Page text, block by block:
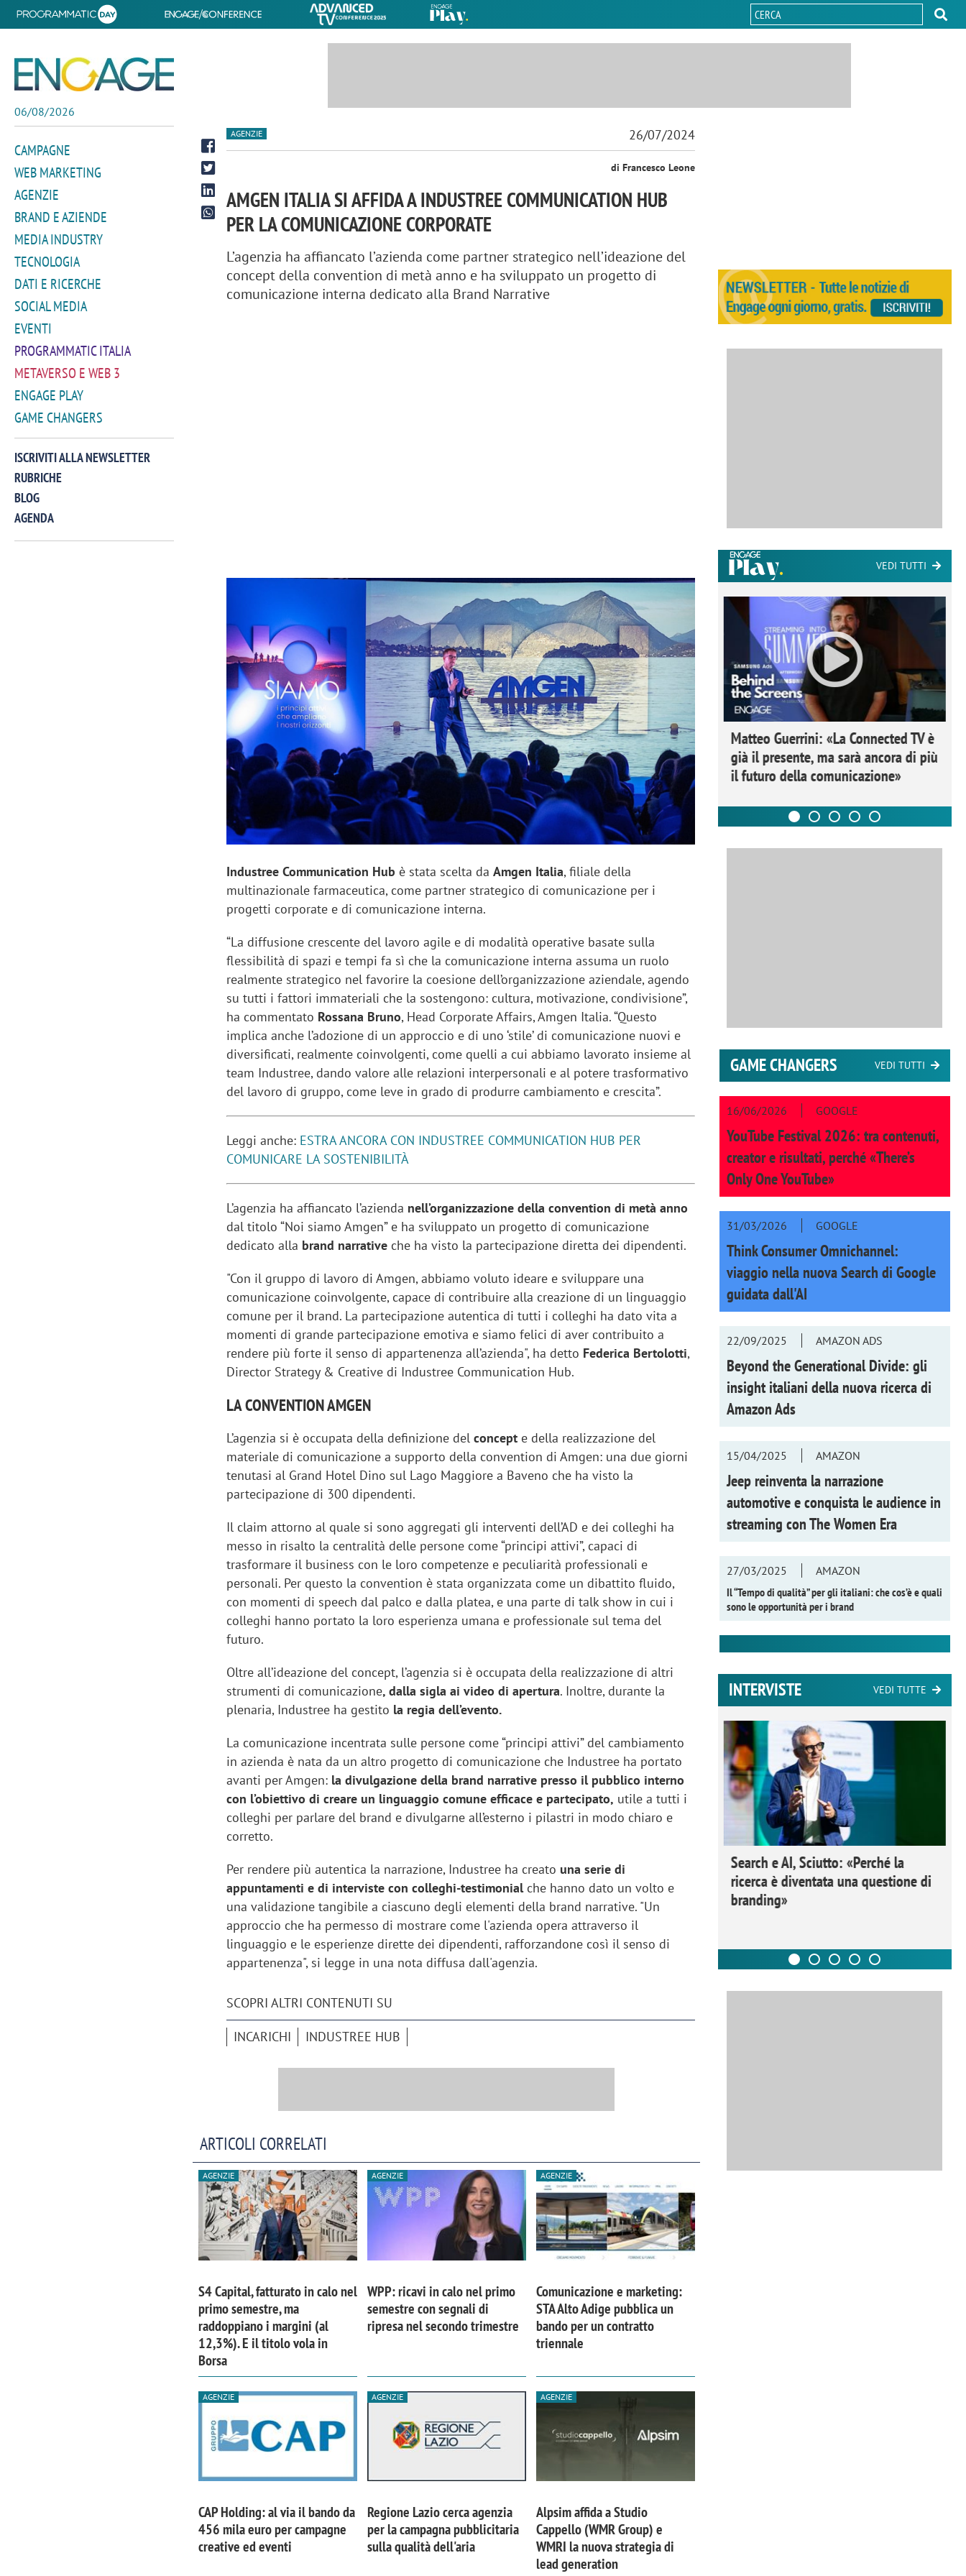
06/08/2026
CAMPAGNE
WEB MARKETING
AGENZIE
BRAND E AZIENDE
MEDIA INDUSTRY
TECNOLOGIA
DATI E RICERCHE
SOCIAL MEDIA
EVENTI
PROGRAMMATIC ITALIA
METAVERSO E WEB 3
ENGAGE PLAY
GAME CHANGERS
ISCRIVITI ALLA NEWSLETTER
RUBRICHE
BLOG
AGENDA
AGENZIE 26/07/2024
di Francesco Leone
AMGEN ITALIA SI AFFIDA A INDUSTREE COMMUNICATION HUB
PER LA COMUNICAZIONE CORPORATE
L’agenzia ha affiancato l’azienda come partner strategico nell’ideazione del
concept della convention di metà anno e ha sviluppato un progetto di
comunicazione interna dedicato alla Brand Narrative
Industree Communication Hub è stata scelta daAmgen Italia, filiale della
multinazionale farmaceutica, come partner strategico di comunicazione per i
progetti corporate e di comunicazione interna.
“La diffusione crescente del lavoro agile e di modalità operative basate sulla
flessibilità di spazi e tempi fa sì che la comunicazione interna assuma un ruolo
realmente strategico nel favorire la coesione dell’organizzazione aziendale, agendo
su tutti i fattori immateriali che la sostengono: cultura, motivazione, condivisione”,
ha commentato Rossana Bruno, Head Corporate Affairs, Amgen Italia. “Questo
implica anche l’adozione di un approccio e di uno ‘stile’ di comunicazione nuovi e
diversificati, realmente coinvolgenti, come quelli a cui abbiamo lavorato insieme al
team Industree, dando valore alle relazioni interpersonali e al potere trasformativo
del lavoro di gruppo, come leve in grado di produrre cambiamento e crescita”.
Leggi anche: ESTRA ANCORA CON INDUSTREE COMMUNICATION HUB PER
COMUNICARE LA SOSTENIBILITÀ
L’agenzia ha affiancato l’azienda nell’organizzazione della convention di metà anno
dal titolo “Noi siamo Amgen” e ha sviluppato un progetto di comunicazione
dedicato alla brand narrative che ha visto la partecipazione diretta dei dipendenti.
"Con il gruppo di lavoro di Amgen, abbiamo voluto ideare e sviluppare una
comunicazione coinvolgente, capace di contribuire alla creazione di un linguaggio
comune per il brand. La partecipazione autentica di tutti i colleghi ha dato vita a
momenti di grande partecipazione emotiva e siamo felici di aver contribuito a
rendere più forte il senso di appartenenza all’azienda", ha detto Federica Bertolotti,
Director Strategy & Creative di Industree Communication Hub.
LA CONVENTION AMGEN
L’agenzia si è occupata della definizione delconcept e della realizzazione del
materiale di comunicazione a supporto della convention di Amgen: una due giorni
tenutasi al Grand Hotel Dino sul Lago Maggiore a Baveno che ha visto la
partecipazione di 300 dipendenti.
Il claim attorno al quale si sono aggregati gli interventi dell’AD e dei colleghi ha
messo in risalto la centralità delle persone come “principi attivi”, capaci di
trasformare il business con le loro competenze e peculiarità professionali e
personali. Per questo la convention è stata organizzata come un dibattito fluido,
con momenti di speech dal palco e dalla platea, e una parte di talk show in cui i
colleghi hanno portato la loro esperienza umana e professionale sul tema del
futuro.
Oltre all’ideazione del concept, l’agenzia si è occupata della realizzazione di altri
strumenti di comunicazione, dalla sigla ai video di apertura. Inoltre, durante la
plenaria, Industree ha gestito la regia dell’evento.
La comunicazione incentrata sulle persone come “principi attivi” del cambiamento
in azienda è nata da un altro progetto di comunicazione che Industree ha portato
avanti per Amgen: la divulgazione della brand narrative presso il pubblico interno
con l’obiettivo di creare un linguaggio comune efficace e partecipato, utile a tutti i
colleghi per parlare del brand e divulgarne all’esterno i pilastri in modo chiaro e
corretto.
Per rendere più autentica la narrazione, Industree ha creato una serie di
appuntamenti e di interviste con colleghi-testimonialche hanno dato un volto e
una validazione tangibile a ciascuno degli elementi della brand narrative. "Un
approccio che ha permesso di mostrare come l'azienda opera attraverso il
linguaggio e le esperienze dirette dei dipendenti, rafforzandone così il senso di
appartenenza", si legge in una nota diffusa dall'agenzia.
SCOPRI ALTRI CONTENUTI SU
INCARICHI INDUSTREE HUB
ARTICOLI CORRELATI
AGENZIE
S4 Capital, fatturato in calo nel
primo semestre, ma
raddoppiano i margini (al
12,3%). E il titolo vola in
Borsa
AGENZIE
WPP: ricavi in calo nel primo
semestre con segnali di
ripresa nel secondo trimestre
AGENZIE
Comunicazione e marketing:
STA Alto Adige pubblica un
bando per un contratto
triennale
AGENZIE
CAP Holding: al via il bando da
456 mila euro per campagne
creative ed eventi
AGENZIE
Regione Lazio cerca agenzia
per la campagna pubblicitaria
sulla qualità dell'aria
AGENZIE
Alpsim affida a Studio
Cappello (WMR Group) e
WMRI la nuova strategia di
lead generation
VEDI TUTTI
Manassero, Samsung Ads: «Con Total
Perez, Samsung Ads: «L'Italia è un
mercato strategico e continuerà a
crescere»
Networking agli eventi: come la
startup Kicè punta a eliminare lo
"spreco di relazioni"
Matteo Guerrini: «La Connected TV è
già il presente, ma sarà ancora di più
il futuro della comunicazione»
GAME CHANGERS VEDI TUTTI
16/06/2026 GOOGLE
YouTube Festival 2026: tra contenuti,
creator e risultati, perché «There’s
Only One YouTube»
31/03/2026 GOOGLE
Think Consumer Omnichannel:
viaggio nella nuova Search di Google
guidata dall'AI
22/09/2025 AMAZON ADS
Beyond the Generational Divide: gli
insight italiani della nuova ricerca di
Amazon Ads
15/04/2025 AMAZON
Jeep reinventa la narrazione
automotive e conquista le audience in
streaming conThe Women Era
27/03/2025
AMAZON
Il “Tempo di qualità” per gli italiani: che cos’è e quali
sono le opportunità per i brand
INTERVISTE VEDI TUTTE
comunicazione crea un brand food:
Emanuele Viora di Deloitte Digital:
«La creatività resta centrale, l’AI deve
amplificare il talento»
Ricerche di mercato. Neri, Ipsos
Doxa: «Non basta più descrivere i
fenomeni: bisogna comprenderli e
tradurli in azioni»
Search e AI, Sciutto: «Perché la
ricerca è diventata una questione di
branding»